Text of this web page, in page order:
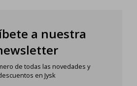
a nuestra
de todas las novedades y
en Jysk